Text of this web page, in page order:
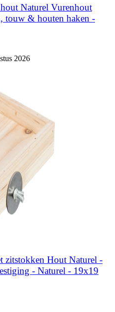
Naturel Vurenhout
touw & houten haken -
2026
zitstokken Hout Naturel -
- Naturel - 19x19